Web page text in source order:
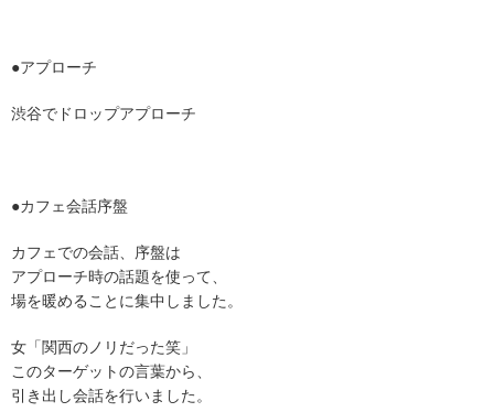
●アプローチ
渋谷でドロップアプローチ
●カフェ会話序盤
カフェでの会話、序盤は
アプローチ時の話題を使って、
場を暖めることに集中しました。
女「関西のノリだった笑」
このターゲットの言葉から、
引き出し会話を行いました。